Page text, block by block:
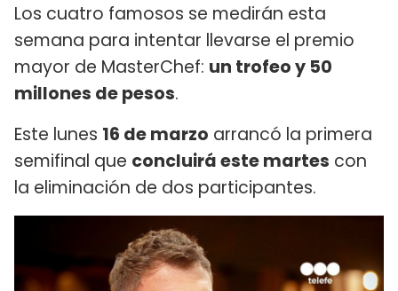
Los cuatro famosos se medirán esta
semana para intentar llevarse el premio
mayor de MasterChef: un trofeo y 50
millones de pesos.
Este lunes 16 de marzo arrancó la primera
semifinal que concluirá este martes con
la eliminación de dos participantes.